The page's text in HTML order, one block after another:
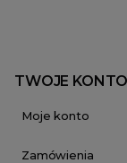
TWOJE KONTO
Moje konto
Zamówienia